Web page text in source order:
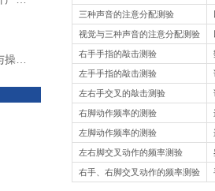
三种声音的注意分配测验
视觉与三种声音的注意分配测验
右手手指的敲击测验
左手手指的敲击测验
左右手交叉的敲击测验
右脚动作频率的测验
左脚动作频率的测验
左右脚交叉动作的频率测验
右手、右脚交叉动作的频率测验